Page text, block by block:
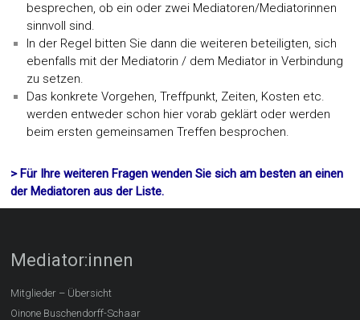
besprechen, ob ein oder zwei Mediatoren/Mediatorinnen
sinnvoll sind.
In der Regel bitten Sie dann die weiteren beteiligten, sich
ebenfalls mit der Mediatorin / dem Mediator in Verbindung
zu setzen.
Das konkrete Vorgehen, Treffpunkt, Zeiten, Kosten etc.
werden entweder schon hier vorab geklärt oder werden
beim ersten gemeinsamen Treffen besprochen.
> Für Ihre weiteren Fragen wenden Sie sich am besten an einen
der Mediatoren aus der Liste.
Mediator:innen
Mitglieder – Übersicht
Oinone Buschendorff-Schaar